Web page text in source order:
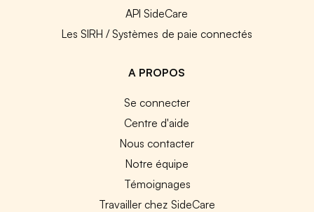
API SideCare
Les SIRH / Systèmes de paie connectés
A PROPOS
Se connecter
Centre d'aide
Nous contacter
Notre équipe
Témoignages
Travailler chez SideCare